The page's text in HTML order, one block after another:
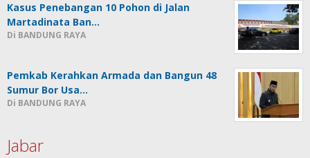
Kasus Penebangan 10 Pohon di Jalan
Martadinata Ban…
Di BANDUNG RAYA
Pemkab Kerahkan Armada dan Bangun 48
Sumur Bor Usa…
Di BANDUNG RAYA
Jabar